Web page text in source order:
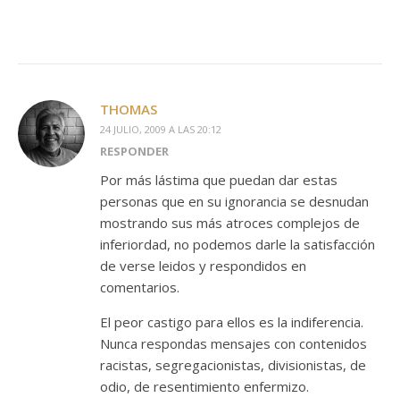
THOMAS
24 JULIO, 2009 A LAS 20:12
RESPONDER
Por más lástima que puedan dar estas
personas que en su ignorancia se desnudan
mostrando sus más atroces complejos de
inferiordad, no podemos darle la satisfacción
de verse leidos y respondidos en
comentarios.
El peor castigo para ellos es la indiferencia.
Nunca respondas mensajes con contenidos
racistas, segregacionistas, divisionistas, de
odio, de resentimiento enfermizo.